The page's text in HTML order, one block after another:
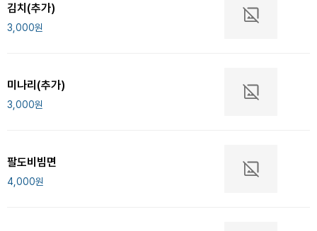
김치(추가)
3,000원
미나리(추가)
3,000원
팔도비빔면
4,000원